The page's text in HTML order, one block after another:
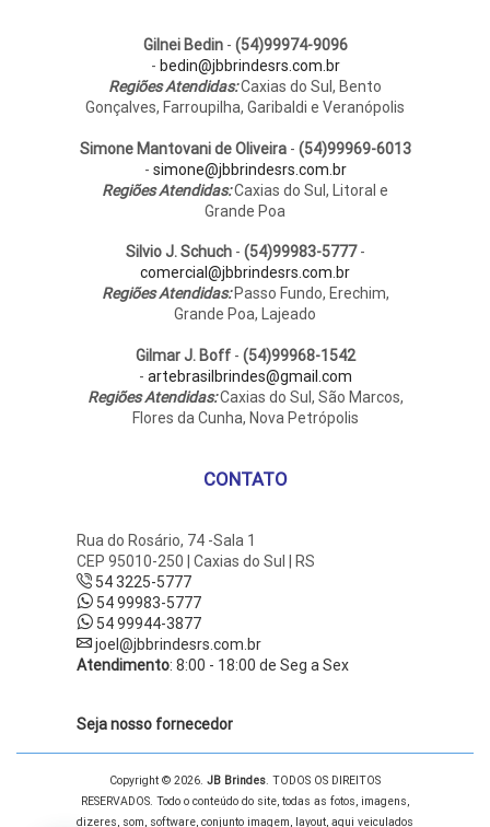
Gilnei Bedin- (54)99974-9096
- bedin@jbbrindesrs.com.br
Regiões Atendidas:Caxias do Sul, Bento
Gonçalves, Farroupilha, Garibaldi e Veranópolis
Simone Mantovani de Oliveira- (54)99969-6013
- simone@jbbrindesrs.com.br
Regiões Atendidas:Caxias do Sul, Litoral e
Grande Poa
Silvio J. Schuch- (54)99983-5777-
comercial@jbbrindesrs.com.br
Regiões Atendidas:Passo Fundo, Erechim,
Grande Poa, Lajeado
Gilmar J. Boff- (54)99968-1542
- artebrasilbrindes@gmail.com
Regiões Atendidas:Caxias do Sul, São Marcos,
Flores da Cunha, Nova Petrópolis
CONTATO
Rua do Rosário, 74 -Sala 1
CEP 95010-250 | Caxias do Sul | RS
54 3225-5777
54 99983-5777
54 99944-3877
joel@jbbrindesrs.com.br
Atendimento: 8:00 - 18:00 de Seg a Sex
Seja nosso fornecedor
Copyright © 2026. JB Brindes. TODOS OS DIREITOS
RESERVADOS. Todo o conteúdo do site, todas as fotos, imagens,
dizeres, som, software, conjunto imagem, layout, aqui veiculados